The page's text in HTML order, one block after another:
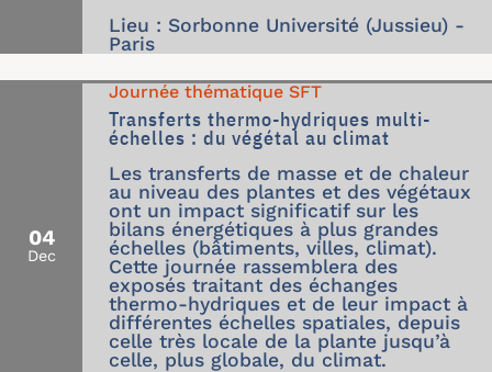
Lieu : Sorbonne Université (Jussieu) -
Paris
04
Dec
Journée thématique SFT
Transferts thermo-hydriques multi-
échelles : du végétal au climat
Les transferts de masse et de chaleur
au niveau des plantes et des végétaux
ont un impact significatif sur les
bilans énergétiques à plus grandes
échelles (bâtiments, villes, climat).
Cette journée rassemblera des
exposés traitant des échanges
thermo-hydriques et de leur impact à
différentes échelles spatiales, depuis
celle très locale de la plante jusqu’à
celle, plus globale, du climat.